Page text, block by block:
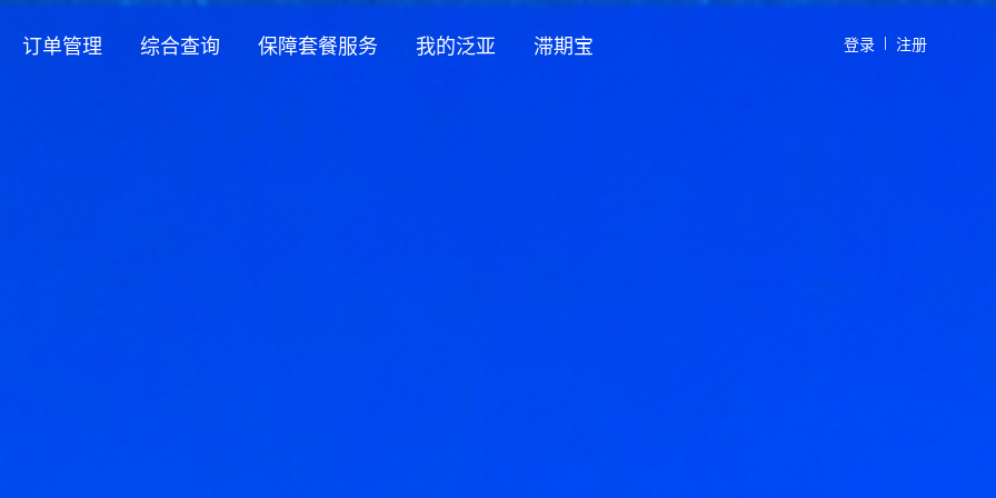
订单管理 综合查询 保障套餐服务 我的泛亚 滞期宝 登录 注册